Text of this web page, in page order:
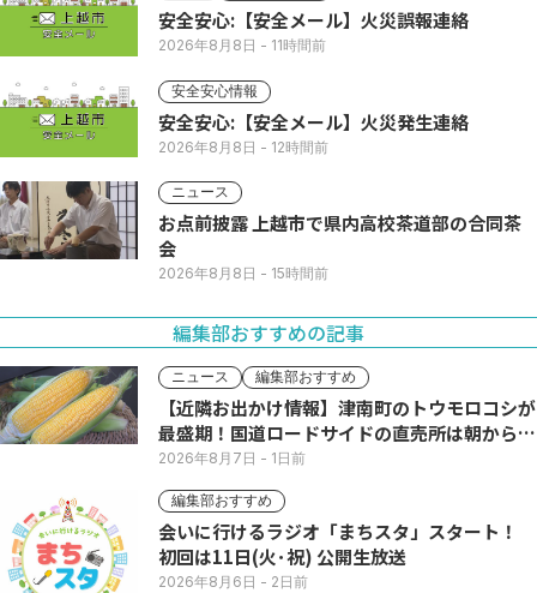
安全安心:【安全メール】火災誤報連絡
2026年8月8日 - 11時間前
安全安心情報
安全安心:【安全メール】火災発生連絡
2026年8月8日 - 12時間前
ニュース
お点前披露 上越市で県内高校茶道部の合同茶
会
2026年8月8日 - 15時間前
編集部おすすめの記事
ニュース 編集部おすすめ
【近隣お出かけ情報】津南町のトウモロコシが
最盛期！国道ロードサイドの直売所は朝から長
い列
2026年8月7日 - 1日前
編集部おすすめ
会いに行けるラジオ「まちスタ」スタート！
初回は11日(火･祝) 公開生放送
2026年8月6日 - 2日前